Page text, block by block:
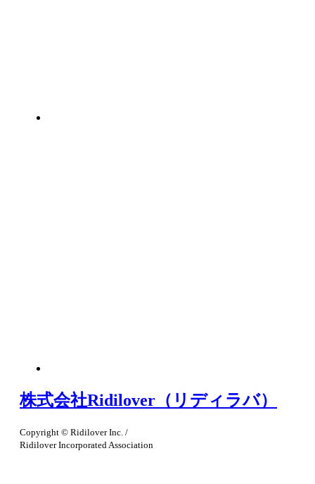
株式会社Ridilover（リディラバ）
Copyright © Ridilover Inc. /
Ridilover Incorporated Association